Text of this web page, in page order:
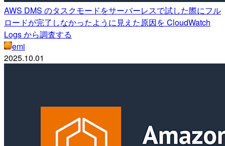
AWS DMS のタスクモードをサーバーレスで試した際にフル
ロードが完了しなかったように見えた原因を CloudWatch
Logs から調査する
emi
2025.10.01